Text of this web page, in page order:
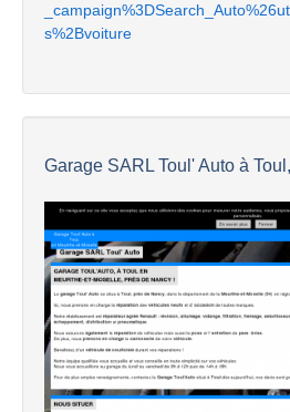
s%2Bvoiture
Garage SARL Toul' Auto à